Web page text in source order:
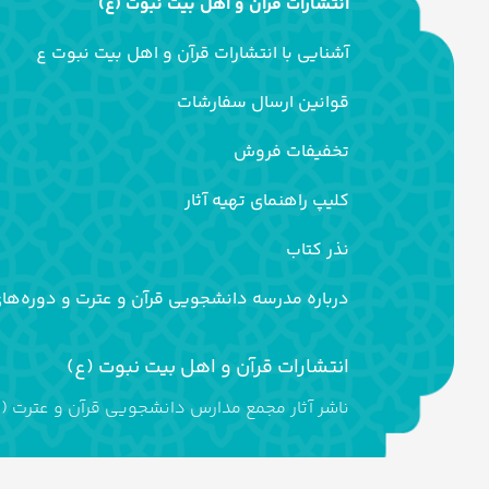
آشنایی با انتشارات قرآن و اهل بیت نبوت ع
قوانین ارسال سفارشات
تخفیفات فروش
کلیپ راهنمای تهیه آثار
نذر کتاب
درباره مدرسه دانشجویی قرآن و عترت و
انتشارات قرآن و اهل بیت نبوت (ع)
ناشر آثار مجمع مدارس دانشجویی قرآن و عترت